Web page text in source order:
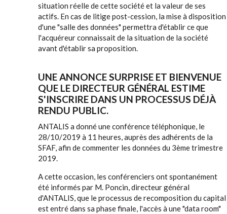
situation réelle de cette société et la valeur de ses
actifs. En cas de litige post-cession, la mise à disposition
d'une "salle des données" permettra d'établir ce que
l'acquéreur connaissait de la situation de la société
avant d'établir sa proposition.
UNE ANNONCE SURPRISE ET BIENVENUE
QUE LE DIRECTEUR GÉNÉRAL ESTIME
S'INSCRIRE DANS UN PROCESSUS DÉJÀ
RENDU PUBLIC.
ANTALIS a donné une conférence téléphonique, le
28/10/2019 à 11 heures, auprès des adhérents de la
SFAF, afin de commenter les données du 3ème trimestre
2019.
A cette occasion, les conférenciers ont spontanément
été informés par M. Poncin, directeur général
d'ANTALIS, que le processus de recomposition du capital
est entré dans sa phase finale, l'accès à une "data room"